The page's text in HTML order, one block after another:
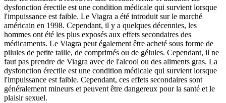
dysfonction érectile est une condition médicale qui survient lorsque
l'impuissance est faible. Le Viagra a été introduit sur le marché
américain en 1998. Cependant, il y a quelques décennies, les
hommes ont été les plus exposés aux effets secondaires des
médicaments. Le Viagra peut également être acheté sous forme de
pilules de petite taille, de comprimés ou de gélules. Cependant, il ne
faut pas prendre de Viagra avec de l'alcool ou des aliments gras. La
dysfonction érectile est une condition médicale qui survient lorsque
l'impuissance est faible. Cependant, ces effets secondaires sont
généralement mineurs et peuvent être dangereux pour la santé et le
plaisir sexuel.